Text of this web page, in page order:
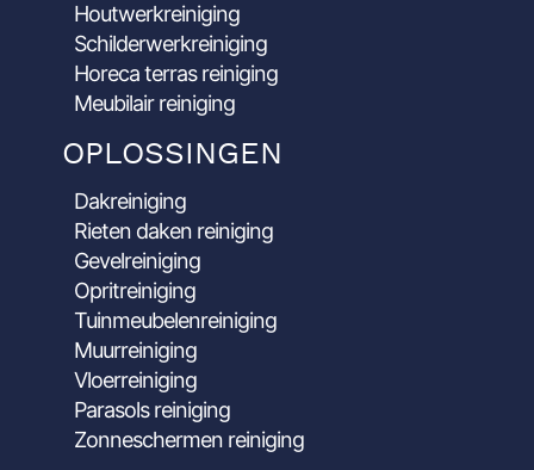
Houtwerkreiniging
Schilderwerkreiniging
Horeca terras reiniging
Meubilair reiniging
OPLOSSINGEN
Dakreiniging
Rieten daken reiniging
Gevelreiniging
Opritreiniging
Tuinmeubelenreiniging
Muurreiniging
Vloerreiniging
Parasols reiniging
Zonneschermen reiniging